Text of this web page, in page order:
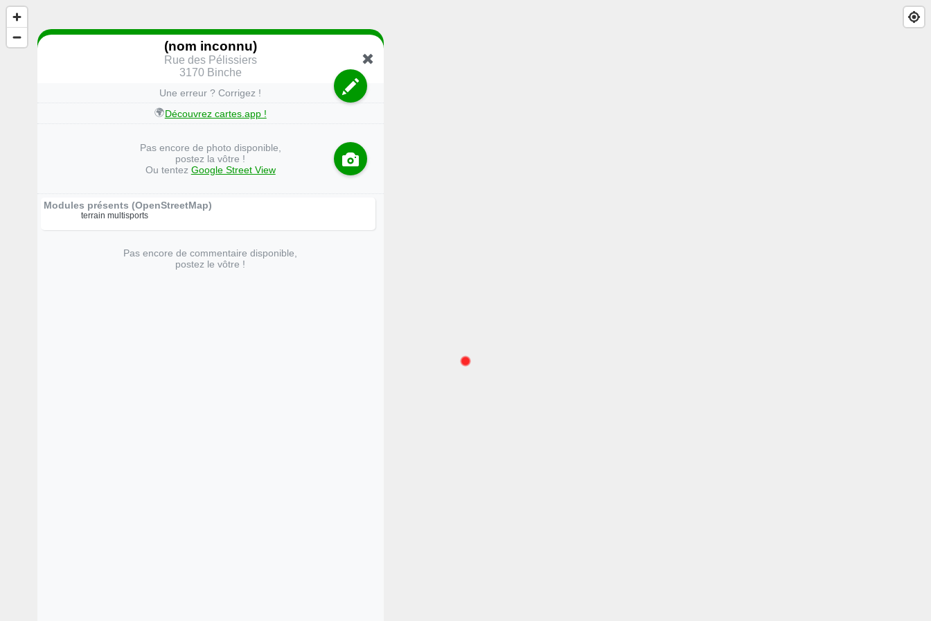
(nom inconnu)
Rue des Pélissiers
3170 Binche
Une erreur ? Corrigez !
🌍Découvrez cartes.app !
Pas encore de photo disponible,
postez la vôtre !
Ou tentez Google Street View
Modules présents (OpenStreetMap)
terrain multisports
Pas encore de commentaire disponible,
postez le vôtre !